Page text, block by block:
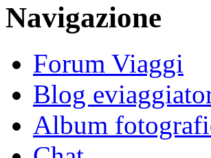
Navigazione
Forum Viaggi
Blog
Album